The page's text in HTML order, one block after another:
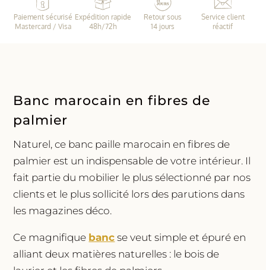
simple
Paiement sécurisé
Mastercard / Visa
Expédition rapide
48h/72h
Retour sous
14 jours
Service client
réactif
Banc marocain en fibres de
palmier
Naturel, ce banc paille marocain en fibres de
palmier est un indispensable de votre intérieur. Il
fait partie du mobilier le plus sélectionné par nos
clients et le plus sollicité lors des parutions dans
les magazines déco.
Ce magnifique banc se veut simple et épuré en
alliant deux matières naturelles : le bois de